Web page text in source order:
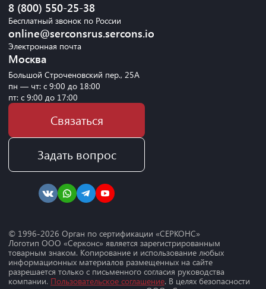
8 (800) 550-25-38
Бесплатный звонок по России
online@serconsrus.sercons.io
Электронная почта
Москва
Большой Строченовский пер., 25А
пн — чт: с 9:00 до 18:00
пт: с 9:00 до 17:00
Связаться
Задать вопрос
© 1996-2026 Орган по сертификации «СЕРКОНС»
Логотип ООО «Серконс» является зарегистрированным
товарным знаком. Копирование и использование любых
информационных материалов размещенных на сайте
разрешается только с письменного согласия руководства
компании. Пользовательское соглашение. В целях безопасности